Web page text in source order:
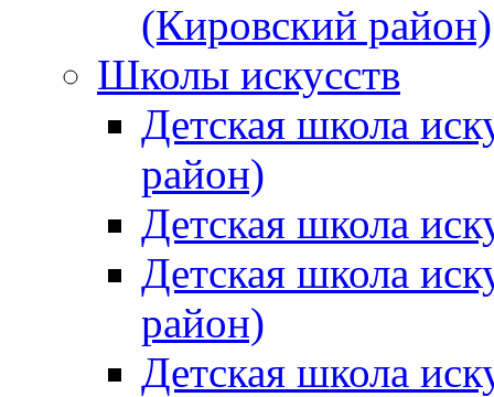
(Кировский район)
Школы искусств
Детская школа
район)
Детская школа
Детская школа
район)
Детская школа